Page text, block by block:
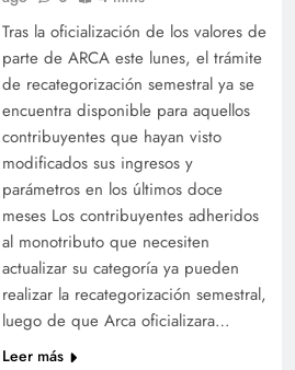
Tras la oficialización de los valores de
parte de ARCA este lunes, el trámite
de recategorización semestral ya se
encuentra disponible para aquellos
contribuyentes que hayan visto
modificados sus ingresos y
parámetros en los últimos doce
meses Los contribuyentes adheridos
al monotributo que necesiten
actualizar su categoría ya pueden
realizar la recategorización semestral,
luego de que Arca oficializara…
Leer más